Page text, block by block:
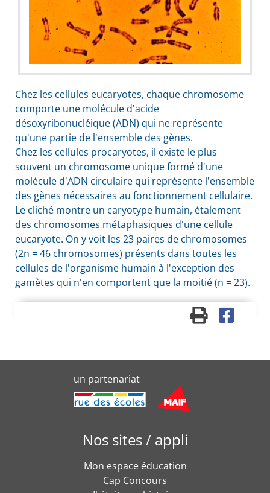
Chez les cellules eucaryotes, chaque chromosome
comporte une molécule d'acide
désoxyribonucléique (ADN) qui ne représente
qu'une partie de l'ensemble des gènes.
Chez les cellules procaryotes, il existe le plus
souvent un chromosome unique formé d'une
molécule d'ADN circulaire qui représente l'ensemble
des gènes nécessaires au fonctionnement cellulaire.
Le cliché montre un caryotype humain, étalement
des chromosomes métaphasiques d'une cellule
eucaryote. On y voit les 23 paires de chromosomes
(2n = 46 chromosomes) présents dans toutes les
cellules de l'organisme humain à l'exception des
gamètes qui n'en comportent que la moitié (n = 23).
un partenariat
Nos sites / appli
Mon espace éducation
Cap Concours